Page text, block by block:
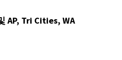
AP, Tri Cities, WA